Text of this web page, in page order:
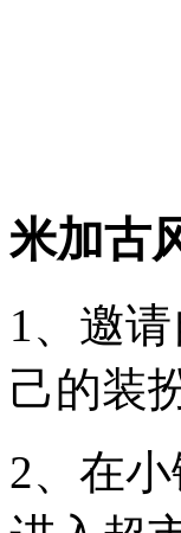
米加古
1、邀
己的装
2、在